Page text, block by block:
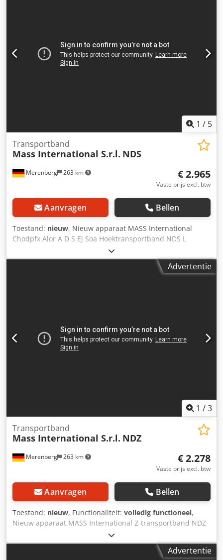
zwenkbare geremde wielen Zijdelingse opvangplaten in
het instortdeel Optioneel ook leverbaar als
hoektransportband met Supergrip band en separator (zie
1 / 5
Merenberg 263 km
Transportband
Mass International S.r.l. NDS
€ 2.965
Vaste prijs excl. btw
Aanvragen Bellen
Toestand: nieuw, Nieuw apparaat MASS International
Chodpfx Alor A D S Ej Soa Hoektransportband NDS L
transportband / lopende band Snel leverbaar
Hoektransportband met instelbare hoeken Inclusief
paddelscheider en opvangplaten in het invoergedeelte
Instelbare helling PU band Super Grip Bandsnelheid 3
m/min Verrijdbaar op zwenkbare stopwielen Zij-
opvangplaten in het invoergedeelte Paddelscheider
Advertentie
1 /3
Merenberg 263 km
Transportband
Mass International S.r.l. NDZ
€ 2.278
Vaste prijs excl. btw
Aanvragen Bellen
Toestand: nieuw, Functionaliteit: volledig functioneel,
Nieuw apparaat MASS International Z-transportband NDZ
Hoektransportband / lopende band Korte levertijden
mogelijk Voorbeeld zoals afgebeeld: Hoogteverstelbaar
hoektransportband met verstelbare hoeken NDZ 1Advertentie